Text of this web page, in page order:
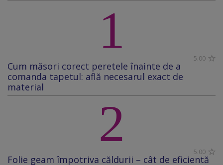
1 5.00
Cum măsori corect peretele înainte de a
comanda tapetul: află necesarul exact de
material
2 5.00
Folie geam împotriva căldurii – cât de eficientă